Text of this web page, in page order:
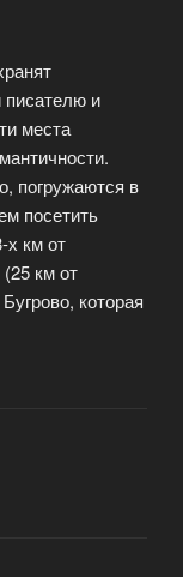
писателю и
места
погружаются в
посетить
х км от
км от
которая